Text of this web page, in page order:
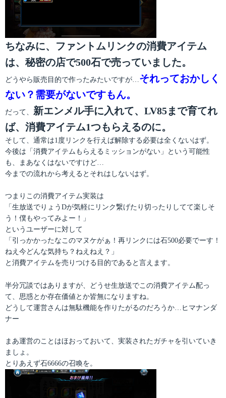
ちなみに、ファントムリンクの消費アイテム
は、秘密の店で500石で売っていました。
どうやら販売目的で作ったみたいですが… それっておかしく
ない？需要がないですもん。
だって、 新エンメル手に入れて、LV85まで育てれ
ば、消費アイテム1つもらえるのに。
そして、通常は1度リンクを行えば解除する必要は全くないはず。
今後は「消費アイテムもらえるミッションがない」という可能性
も、まあなくはないですけど…
今までの流れから考えるとそれはしないはず。
つまりこの消費アイテム実装は
「生放送でりょうDが気軽にリンク繋げたり切ったりしてて楽しそ
う！僕もやってみよー！」
というユーザーに対して
「引っかかったなこのマヌケがぁ！再リンクには石500必要でーす！
ねえ今どんな気持ち？ねえねえ？」
と消費アイテムを売りつける目的であると言えます。
半分冗談ではありますが、どうせ生放送でこの消費アイテム配っ
て、思惑とか存在価値とか皆無になりますね。
どうして運営さんは無駄機能を作りたがるのだろうか…ヒマナンダ
ナー
まあ運営のことはほおっておいて、実装されたガチャを引いていき
ましょ。
とりあえず石6666の召喚を。